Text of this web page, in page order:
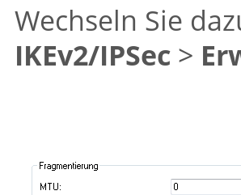
Wechseln Sie
IKEv2/IPSec >